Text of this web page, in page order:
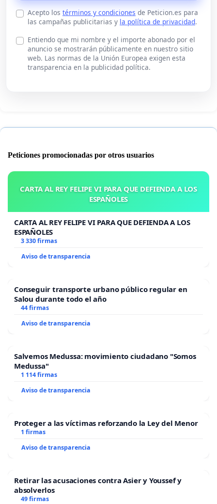
Acepto los términos y condiciones de Peticion.es para
las campañas publicitarias y la política de privacidad.
Entiendo que mi nombre y el importe abonado por el
anuncio se mostrarán públicamente en nuestro sitio
web. Las normas de la Unión Europea exigen esta
transparencia en la publicidad política.
Peticiones promocionadas por otros usuarios
CARTA AL REY FELIPE VI PARA QUE DEFIENDA A LOS
ESPAÑOLES
CARTA AL REY FELIPE VI PARA QUE DEFIENDA A LOS
ESPAÑOLES
3 330 firmas
Aviso de transparencia
Conseguir transporte urbano público regular en
Salou durante todo el año
44 firmas
Aviso de transparencia
Salvemos Medussa: movimiento ciudadano "Somos
Medussa"
1 114 firmas
Aviso de transparencia
Proteger a las víctimas reforzando la Ley del Menor
1 firmas
Aviso de transparencia
Retirar las acusaciones contra Asier y Youssef y
absolverlos
49 firmas